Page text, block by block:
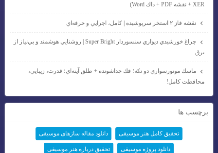
XER + نقشه PDF + داك Word)
نقشه فاز ۲ استخر سرپوشيده | كامل، اجرايي و حرفه‌اي
چراغ خورشيدي ديواري سنسوردار Super Bright | روشنايي هوشمند و بي‌نياز از
برق
ماسك موتورسواري دو تكه؛ فك جداشونده + طلق آينه‌اي؛ قدرت، زيبايي،
محافظت كامل!
برچسب ها
تحقیق کامل هنر موسیقی دانلود مقاله سازهای موسیقی
دانلود پروژه موسیقی تحقیق درباره هنر موسیقی